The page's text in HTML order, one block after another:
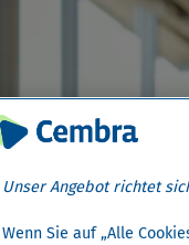
Unser Angebot richtet
Wenn Sie auf „Alle